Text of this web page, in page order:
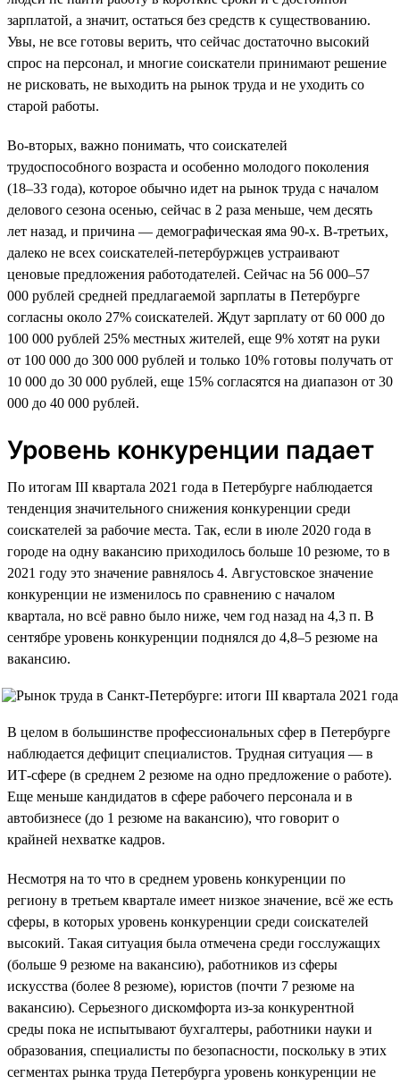
зарплатой, а значит, остаться без средств к существованию.
Увы, не все готовы верить, что сейчас достаточно высокий
спрос на персонал, и многие соискатели принимают решение
не рисковать, не выходить на рынок труда и не уходить со
старой работы.
Во-вторых, важно понимать, что соискателей
трудоспособного возраста и особенно молодого поколения
(18–33 года), которое обычно идет на рынок труда с началом
делового сезона осенью, сейчас в 2 раза меньше, чем десять
лет назад, и причина — демографическая яма 90-х. В-третьих,
далеко не всех соискателей-петербуржцев устраивают
ценовые предложения работодателей. Сейчас на 56 000–57
000 рублей средней предлагаемой зарплаты в Петербурге
согласны около 27% соискателей. Ждут зарплату от 60 000 до
100 000 рублей 25% местных жителей, еще 9% хотят на руки
от 100 000 до 300 000 рублей и только 10% готовы получать от
10 000 до 30 000 рублей, еще 15% согласятся на диапазон от 30
000 до 40 000 рублей.
Уровень конкуренции падает
По итогам III квартала 2021 года в Петербурге наблюдается
тенденция значительного снижения конкуренции среди
соискателей за рабочие места. Так, если в июле 2020 года в
городе на одну вакансию приходилось больше 10 резюме, то в
2021 году это значение равнялось 4. Августовское значение
конкуренции не изменилось по сравнению с началом
квартала, но всё равно было ниже, чем год назад на 4,3 п. В
сентябре уровень конкуренции поднялся до 4,8–5 резюме на
вакансию.
В целом в большинстве профессиональных сфер в Петербурге
наблюдается дефицит специалистов. Трудная ситуация — в
ИТ-сфере (в среднем 2 резюме на одно предложение о работе).
Еще меньше кандидатов в сфере рабочего персонала и в
автобизнесе (до 1 резюме на вакансию), что говорит о
крайней нехватке кадров.
Несмотря на то что в среднем уровень конкуренции по
региону в третьем квартале имеет низкое значение, всё же есть
сферы, в которых уровень конкуренции среди соискателей
высокий. Такая ситуация была отмечена среди госслужащих
(больше 9 резюме на вакансию), работников из сферы
искусства (более 8 резюме), юристов (почти 7 резюме на
вакансию). Серьезного дискомфорта из-за конкурентной
среды пока не испытывают бухгалтеры, работники науки и
образования, специалисты по безопасности, поскольку в этих
сегментах рынка труда Петербурга уровень конкуренции не